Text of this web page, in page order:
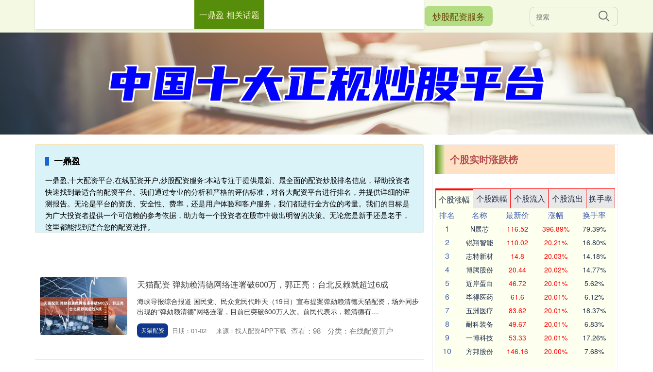
一鼎盈 炒股配资服务
一鼎盈
一鼎盈,十大配资平台,在线配资开户,炒股配资服务:本站专注于提供最新、最全面的配资炒股排名信息，帮助投资者
快速找到最适合的配资平台。我们通过专业的分析和严格的评估标准，对各大配资平台进行排名，并提供详细的评
测报告。无论是平台的资质、安全性、费率，还是用户体验和客户服务，我们都进行全方位的考量。我们的目标是
为广大投资者提供一个可信赖的参考依据，助力每一个投资者在股市中做出明智的决策。无论您是新手还是老手，
这里都能找到适合您的配资选择。
一鼎盈 相关话题
天猫配资 弹劾赖清德网络连署破600万，郭正亮：台北反赖就超过6成
海峡导报综合报道 国民党、民众党民代昨天（19日）宣布提案弹劾赖清德天猫配资，场外同步
出现的“弹劾赖清德”网络连署，目前已突破600万人次。前民代表示，赖清德有....
天猫配资 日期：01-02 来源：找人配资APP下载 查看： 98 分类： 在线配资开户
个股实时涨跌榜
个股涨幅 个股跌幅 个股流入 个股流出
换手率
排名
名称 最新价 涨幅
换手率
1
N展芯 116.52 396.89% 79.39%
2 锐翔智能 110.02 20.21% 16.80%
3 志特新材 14.8 20.03% 14.18%
4 博腾股份 20.44 20.02% 14.77%
5 近岸蛋白 46.72 20.01% 5.62%
6 毕得医药 61.6 20.01% 6.12%
7 五洲医疗 83.62 20.01% 18.37%
8 耐科装备 49.67 20.01% 6.83%
9 一博科技 53.33 20.01% 17.26%
10 方邦股份 146.16 20.00% 7.68%